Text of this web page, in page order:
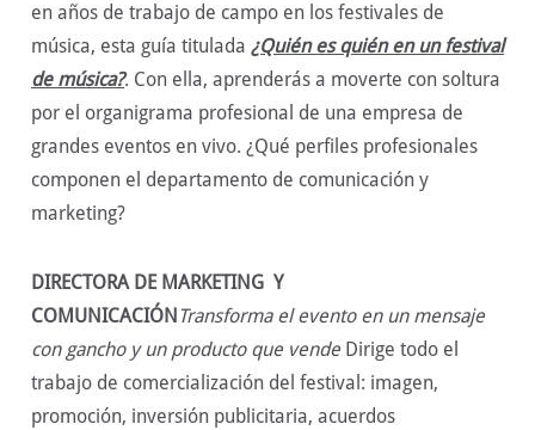
en años de trabajo de campo en los festivales de
música, esta guía titulada ¿Quién es quién en un festival
de música?. Con ella, aprenderás a moverte con soltura
por el organigrama profesional de una empresa de
grandes eventos en vivo. ¿Qué perfiles profesionales
componen el departamento de comunicación y
marketing?
DIRECTORA DE MARKETING Y
COMUNICACIÓNTransforma el evento en un mensaje
con gancho y un producto que vende Dirige todo el
trabajo de comercialización del festival: imagen,
promoción, inversión publicitaria, acuerdos